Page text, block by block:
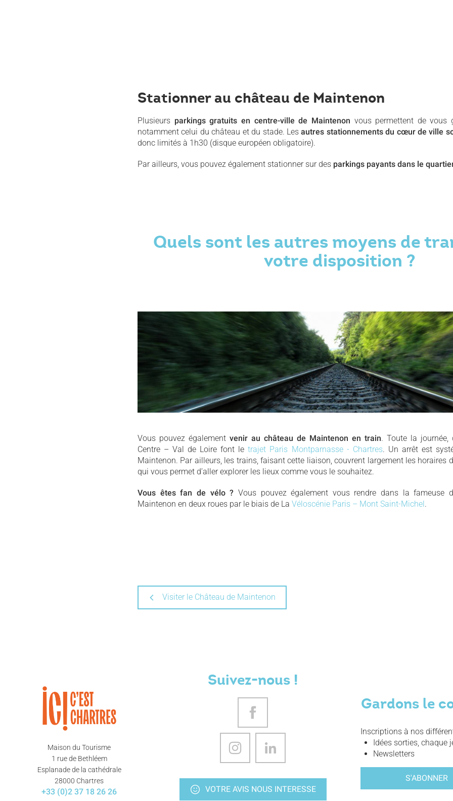
Stationner au château de Maintenon
Plusieurs parkings gratuits en centre-ville de Maintenon vous permettent de vous
notamment celui du château et du stade. Lesautres stationnements du cœur de ville
donc limités à 1h30 (disque européen obligatoire).
Par ailleurs, vous pouvez également stationner sur des parkings payants dans le
Quels sont les autres moyens de
votre disposition ?
Vous pouvez également venir au château de Maintenon en train. Toute la journée,
Centre – Val de Loire font letrajet Paris Montparnasse - Chartres. Un arrêt est
Maintenon. Par ailleurs, les trains, faisant cette liaison, couvrent largement les horaires
qui vous permet d’aller explorer les lieux comme vous le souhaitez.
Vous êtes fan de vélo ? Vous pouvez également vous rendre dans la fameuse
Maintenon en deux roues par le biais de La Véloscénie Paris – Mont Saint-Michel.
Visiter le Château de Maintenon
Maison du Tourisme
1 rue de Bethléem
Esplanade de la cathédrale
28000 Chartres
+33 (0)2 37 18 26 26
Suivez-nous !
VOTRE AVIS NOUS INTERESSE
Gardons le
Inscriptions à nos
Idées sorties, chaque
Newsletters
S'ABONNER